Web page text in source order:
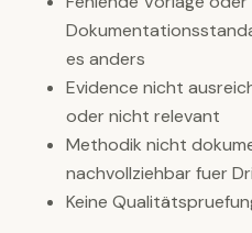
es anders
Evidence nicht
oder nicht relevant
Methodik nicht
nachvollziehbar fuer
Keine